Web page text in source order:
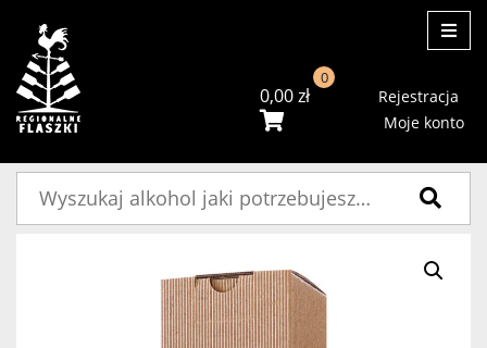
0,00zł
0
Rejestracja
Moje konto